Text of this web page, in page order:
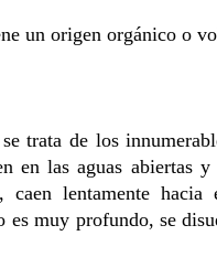
un origen orgánico o
trata de los
en las aguas abiertas
caen lentamente
muy profundo, se